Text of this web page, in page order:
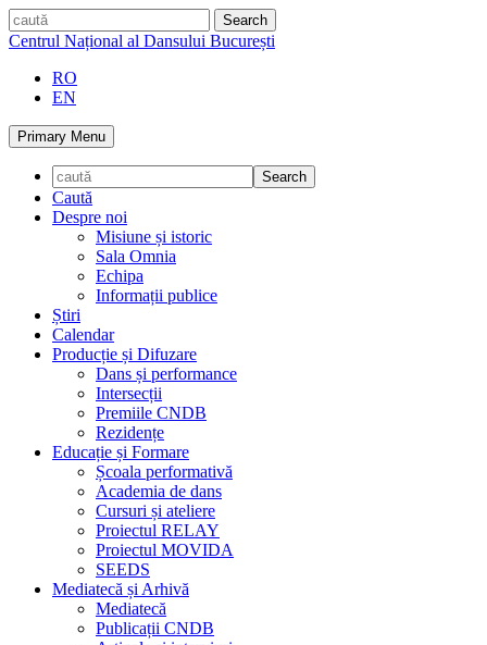
Skip
to
caută
Centrul Național al Dansului București
RO
EN
Primary Menu
Caută
Despre noi
Misiune și istoric
Sala Omnia
Echipa
Informații publice
Știri
Calendar
Producție și Difuzare
Dans și performance
Intersecții
Premiile CNDB
Rezidențe
Educație și Formare
Școala performativă
Academia de dans
Cursuri și ateliere
Proiectul RELAY
Proiectul MOVIDA
SEEDS
Mediatecă și Arhivă
Mediatecă
Publicații CNDB